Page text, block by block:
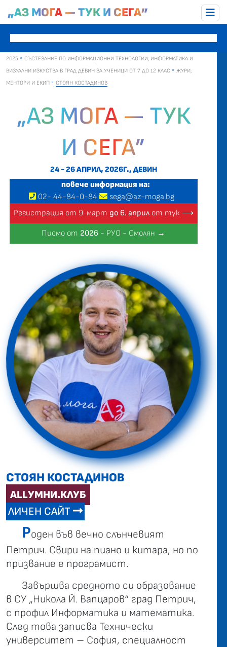
„АЗ МОГА — ТУК И СЕГА”
2025
СЪСТЕЗАНИЕ ПО ИНФОРМАЦИОННИ ТЕХНОЛОГИИ, ИНФОРМАТИКА И
ВИЗУАЛНИ ИЗКУСТВА В ГРАД ДЕВИН ЗА УЧЕНИЦИ ОТ 7 ДО 12 КЛАС
ЖУРИ,
МЕНТОРИ И ЕКИП
СТОЯН КОСТАДИНОВ
„АЗ МОГА — ТУК
И СЕГА”
24 - 26 АПРИЛ, 2026Г., ДЕВИН
повече информация на:
02- 44-84-0-84
sega@az-moga.bg
Регистрация от 9. март до 6. априлот тук ⟶
Писмо от 2026 - РУО - Смолян →
СТОЯН КОСТАДИНОВ
ALLУМНИ.КЛУБ
ЛИЧЕН САЙТ
Роден във вечно слънчевият
Петрич. Свири на пиано и китара, но по
призвание e програмист.
Завършва средното си образование
в СУ „Никола Й. Вапцаров“ град Петрич,
с профил Информатика и математика.
След това записва Технически
университет – София, специалност